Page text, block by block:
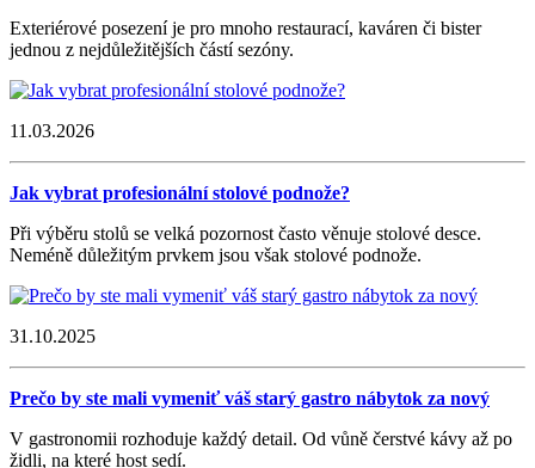
Exteriérové posezení je pro mnoho restaurací, kaváren či bister
jednou z nejdůležitějších částí sezóny.
11.03.2026
Jak vybrat profesionální stolové podnože?
Při výběru stolů se velká pozornost často věnuje stolové desce.
Neméně důležitým prvkem jsou však stolové podnože.
31.10.2025
Prečo by ste mali vymeniť váš starý gastro nábytok za nový
V gastronomii rozhoduje každý detail. Od vůně čerstvé kávy až po
židli, na které host sedí.